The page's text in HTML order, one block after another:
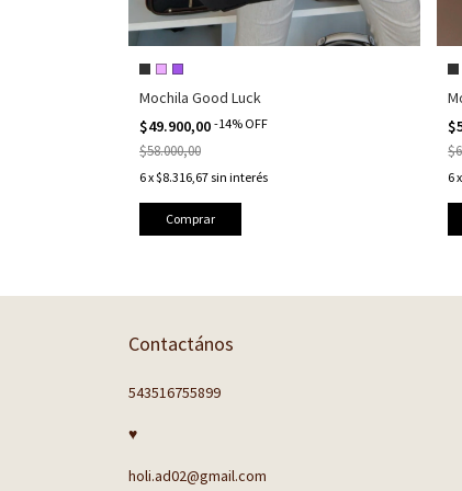
Mochila Good Luck
$49.900,00 -14% OFF
$58.000,00
6x$8.316,67 sin interés
Comprar
6
Contactános
543516755899
♥
holi.ad02@gmail.com